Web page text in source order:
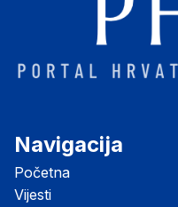
Navigacija
Početna
Vijesti